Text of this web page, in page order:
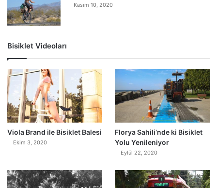
Kasım 10, 2020
Bisiklet Videoları
Viola Brand ile Bisiklet Balesi
Ekim 3, 2020
0
Florya Sahili’nde ki Bisiklet
Yolu Yenileniyor
Eylül 22, 2020